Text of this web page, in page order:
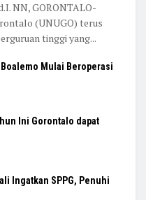
NN, GORONTALO-
(UNUGO) terus
tinggi yang...
Mulai Beroperasi
Ini Gorontalo dapat
Ingatkan SPPG, Penuhi